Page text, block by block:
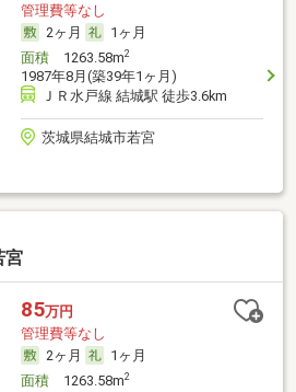
管理費等なし
2ヶ月
1ヶ月
面積1263.58m2
1987年8月(築39年1ヶ月)
ＪＲ水戸線 結城駅 徒歩3.6km
茨城県結城市若宮
宮
85万円
管理費等なし
2ヶ月
1ヶ月
面積1263.58m2